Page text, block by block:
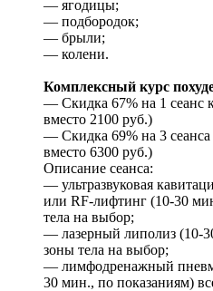
— ягодицы;
— подбородок;
— брыли;
— колени.
Комплексный курс
— Скидка 67% на 1 сеанс
вместо 2100 руб.)
— Скидка 69% на 3
вместо 6300 руб.)
Описание сеанса:
— ультразвуковая
или RF-лифтинг (10-30
тела на выбор;
— лазерный липолиз (10-
зоны тела на выбор;
— лимфодренажный
30 мин., по показаниям)